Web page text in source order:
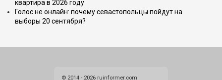
квартира в 2026 году
Голос не онлайн: почему севастопольцы пойдут на
выборы 20 сентября?
© 2014 - 2026 ruinformer.com